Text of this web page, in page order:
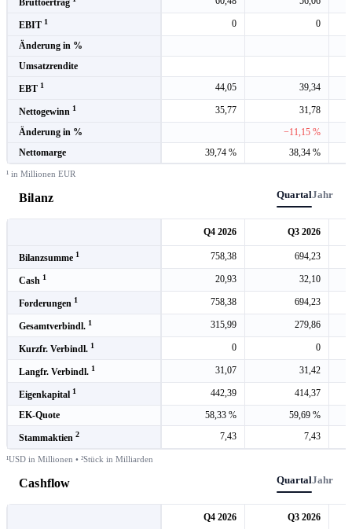
EBIT 1 0
0
Änderung in %
Umsatzrendite
EBT 1 44,05 39,34
Nettogewinn 1 35,77
31,78
Änderung in %
−11,15 %
Nettomarge
39,74 % 38,34 %
¹ in Millionen EUR
Bilanz QuartalJahr
Q4 2026 Q3 2026
Bilanzsumme 1 758,38 694,23
Cash 1 20,93 32,10
Forderungen 1 758,38 694,23
Gesamtverbindl. 1 315,99 279,86
Kurzfr. Verbindl. 1 0 0
Langfr. Verbindl. 1 31,07 31,42
Eigenkapital 1 442,39
414,37
EK-Quote
58,33 % 59,69 %
Stammaktien 2 7,43 7,43
¹USD in Millionen • ²Stück in Milliarden
Cashflow QuartalJahr
Q4 2026 Q3 2026